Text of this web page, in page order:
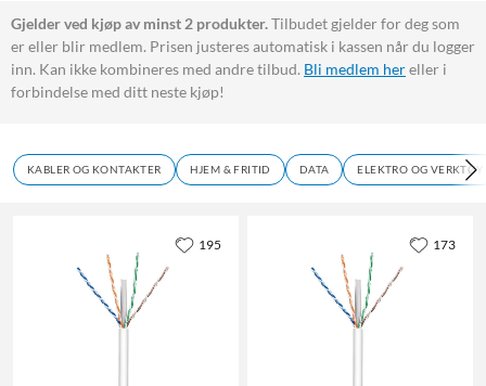
Gjelder ved kjøp av minst 2 produkter.Tilbudet gjelder for deg som
er eller blir medlem. Prisen justeres automatisk i kassen når du logger
inn. Kan ikke kombineres med andre tilbud. Bli medlem hereller i
forbindelse med ditt neste kjøp!
KABLER OG KONTAKTER HJEM & FRITID DATA ELEKTRO OG VERKTØY
195 173